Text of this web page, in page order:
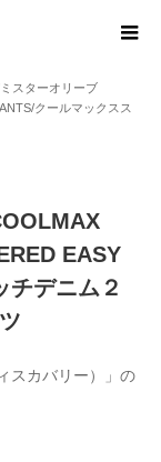
スターオリーブ
クールマックスス
EASY
チデニム２
スカバリー）」の